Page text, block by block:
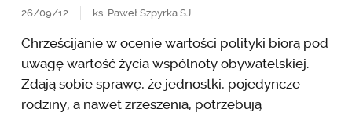
26/09/12 ks. Paweł Szpyrka SJ
Chrześcijanie w ocenie wartości polityki biorą pod
uwagę wartość życia wspólnoty obywatelskiej.
Zdają sobie sprawę, że jednostki, pojedyncze
rodziny, a nawet zrzeszenia, potrzebują